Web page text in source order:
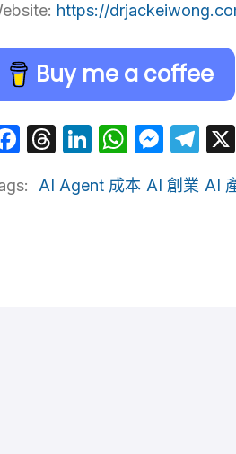
https://
Buy me a coffee
Facebook
Threads
LinkedIn
AI Agent 成本 AI 創業 AI